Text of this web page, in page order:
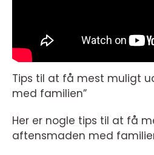
Tips til at få mest muligt
med familien”
Her er nogle tips til at få
aftensmaden med